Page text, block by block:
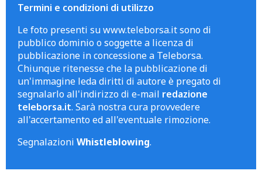
Termini e condizioni di utilizzo
Le foto presenti su www.teleborsa.it sono di
pubblico dominio o soggette a licenza di
pubblicazione in concessione a Teleborsa.
Chiunque ritenesse che la pubblicazione di
un'immagine leda diritti di autore è pregato di
segnalarlo all'indirizzo di e-mail redazione
teleborsa.it. Sarà nostra cura provvedere
all'accertamento ed all'eventuale rimozione.
Segnalazioni Whistleblowing.